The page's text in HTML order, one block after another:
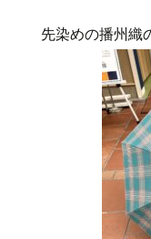
先染めの播州織